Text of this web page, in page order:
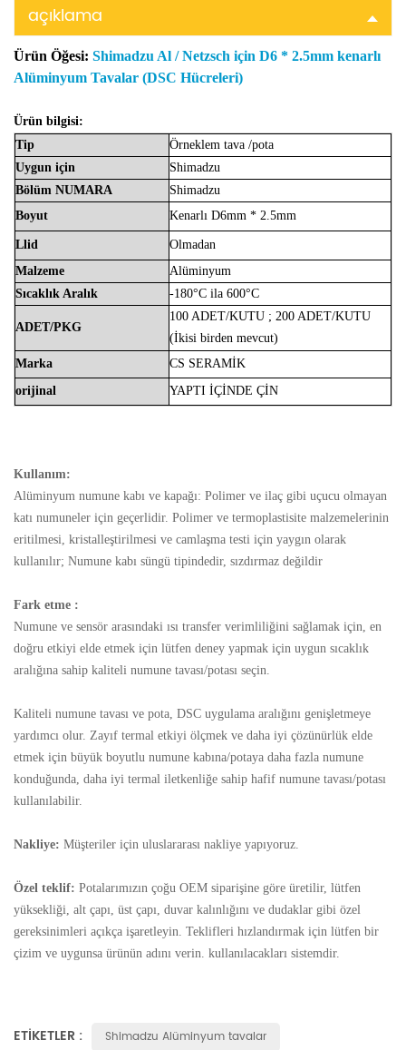
açıklama
Ürün Öğesi: Shimadzu Al / Netzsch için D6 * 2.5mm kenarlı
Alüminyum Tavalar (DSC Hücreleri)
Ürün bilgisi:
Tip
Örneklem tava /pota
Uygun için
Shimadzu
Bölüm NUMARA
Shimadzu
Boyut
Kenarlı D6mm * 2.5mm
Llid
Olmadan
Malzeme
Alüminyum
Sıcaklık Aralık -180°C ila 600°C
ADET/PKG
100 ADET/KUTU ; 200 ADET/KUTU
(İkisi birden mevcut)
Marka
CS SERAMİK
orijinal
YAPTI İÇİNDE ÇİN
Kullanım:
Alüminyum numune kabı ve kapağı: Polimer ve ilaç gibi uçucu olmayan
katı numuneler için geçerlidir. Polimer ve termoplastisite malzemelerinin
eritilmesi, kristalleştirilmesi ve camlaşma testi için yaygın olarak
kullanılır; Numune kabı süngü tipindedir, sızdırmaz değildir
Fark etme :
Numune ve sensör arasındaki ısı transfer verimliliğini sağlamak için, en
doğru etkiyi elde etmek için lütfen deney yapmak için uygun sıcaklık
aralığına sahip kaliteli numune tavası/potası seçin.
Kaliteli numune tavası ve pota, DSC uygulama aralığını genişletmeye
yardımcı olur. Zayıf termal etkiyi ölçmek ve daha iyi çözünürlük elde
etmek için büyük boyutlu numune kabına/potaya daha fazla numune
konduğunda, daha iyi termal iletkenliğe sahip hafif numune tavası/potası
kullanılabilir.
Nakliye: Müşteriler için uluslararası nakliye yapıyoruz.
Özel teklif: Potalarımızın çoğu OEM siparişine göre üretilir, lütfen
yüksekliği, alt çapı, üst çapı, duvar kalınlığını ve dudaklar gibi özel
gereksinimleri açıkça işaretleyin. Teklifleri hızlandırmak için lütfen bir
çizim ve uygunsa ürünün adını verin. kullanılacakları sistemdir.
ETIKETLER : Shimadzu Alüminyum tavalar